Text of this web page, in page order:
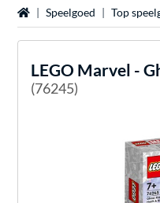
HomeSpeelgoed Top
LEGO Marvel -
(76245)